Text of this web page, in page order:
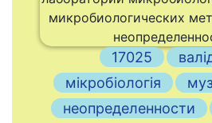
17025
мікробіологія
неопределенности